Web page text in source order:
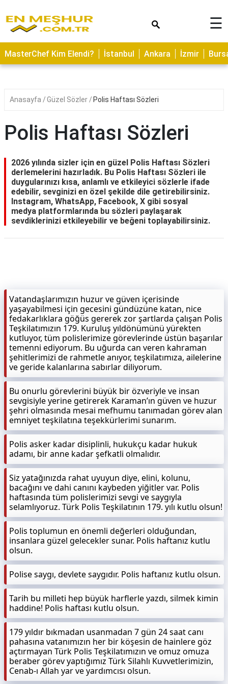
ASTROLOJİ
SAĞLIK
YERLER
NEDİR
KAMP
ALANLARI
☰
MasterChef Kim Elendi? İstanbul Ankara İzmir
Anasayfa Güzel Sözler Polis Haftası Sözleri
Polis Haftası Sözleri
2026 yılında sizler için en güzel Polis Haftası Sözleri
derlemelerini hazırladık. Bu Polis Haftası Sözleri ile
duygularınızı kısa, anlamlı ve etkileyici sözlerle ifade
edebilir, sevginizi en özel şekilde dile getirebilirsiniz.
Instagram, WhatsApp, Facebook, X gibi sosyal
medya platformlarında bu sözleri paylaşarak
sevdiklerinizi etkileyebilir ve beğeni toplayabilirsiniz.
Vatandaşlarımızın huzur ve güven içerisinde
yaşayabilmesi için gecesini gündüzüne katan, nice
fedakarlıklara göğüs gererek zor şartlarda çalışan Polis
Teşkilatımızın 179. Kuruluş yıldönümünü yürekten
kutluyor, tüm polislerimize görevlerinde üstün başarılar
temenni ediyorum. Bu uğurda can veren kahraman
şehitlerimizi de rahmetle anıyor, teşkilatımıza, ailelerine
ve geride kalanlarına sabırlar diliyorum.
Bu onurlu görevlerini büyük bir özveriyle ve insan
sevgisiyle yerine getirerek Karaman’ın güven ve huzur
şehri olmasında mesai mefhumu tanımadan görev alan
emniyet teşkilatına teşekkürlerimi sunarım.
Polis asker kadar disiplinli, hukukçu kadar hukuk
adamı, bir anne kadar şefkatli olmalıdır.
Siz yatağınızda rahat uyuyun diye, elini, kolunu,
bacağını ve dahi canını kaybeden yiğitler var. Polis
haftasında tüm polislerimizi sevgi ve saygıyla
selamlıyoruz. Türk Polis Teşkilatının 179. yılı kutlu olsun!
Polis toplumun en önemli değerleri olduğundan,
insanlara güzel gelecekler sunar. Polis haftanız kutlu
olsun.
Polise saygı, devlete saygıdır. Polis haftanız kutlu olsun.
Tarih bu milleti hep büyük harflerle yazdı, silmek kimin
haddine! Polis haftası kutlu olsun.
179 yıldır bıkmadan usanmadan 7 gün 24 saat canı
pahasına vatanımızın her bir köşesin de hainlere göz
açtırmayan Türk Polis Teşkilatımızın ve omuz omuza
beraber görev yaptığımız Türk Silahlı Kuvvetlerimizin,
Cenab-ı Allah yar ve yardımcısı olsun.